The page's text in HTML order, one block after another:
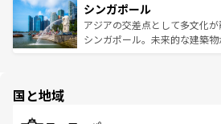
参照してほしい。
激する。気候は一年中温暖で、
が待っている。親しみやすい
た文化、そして多様な観光資
み、どこを訪れても感動するは
ており、効率よく見どころを
うな絶景から文化的な体験ま
シンガポール
アジアの交差点として多文化
シンガポール。未来的な建築
国と地域